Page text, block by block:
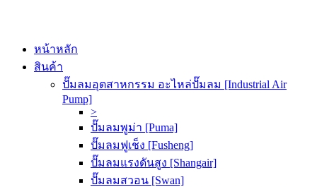
หน้าหลัก
สินค้า
ปั๊มลมอุตสาหกรรม อะไหล่ปั๊มลม [Industrial Air
Pump]
>
ปั๊มลมพูม่า [Puma]
ปั๊มลมฟูเช็ง [Fusheng]
ปั๊มลมแรงดันสูง [Shangair]
ปั๊มลมสวอน [Swan]